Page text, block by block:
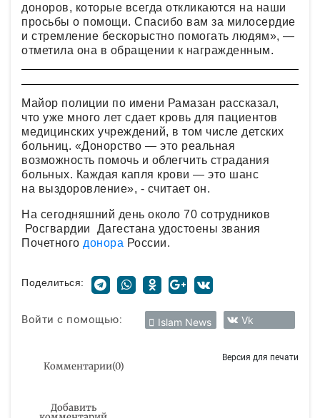
доноров, которые всегда откликаются на наши
просьбы о помощи. Спасибо вам за милосердие
и стремление бескорыстно помогать людям», —
отметила она в обращении к награжденным.
Майор полиции по имени Рамазан рассказал,
что уже много лет сдает кровь для пациентов
медицинских учреждений, в том числе детских
больниц. «Донорство — это реальная
возможность помочь и облегчить страдания
больных. Каждая капля крови — это шанс
на выздоровление», - считает он.
На сегодняшний день около 70 сотрудников
Росгвардии Дагестана удостоены звания
Почетного донора России.
Поделиться:
Войти с помощью: Islam News Vk
Комментарии(0)
Версия для печати
Добавить